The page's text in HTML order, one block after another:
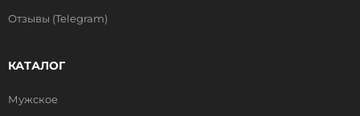
Отзывы (Telegram)
КАТАЛОГ
Мужское